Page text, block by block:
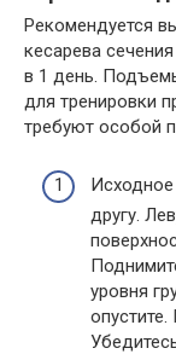
Рекомендуется
кесарева
в 1 день.
для тренировки
требуют особой
другу.
уровня